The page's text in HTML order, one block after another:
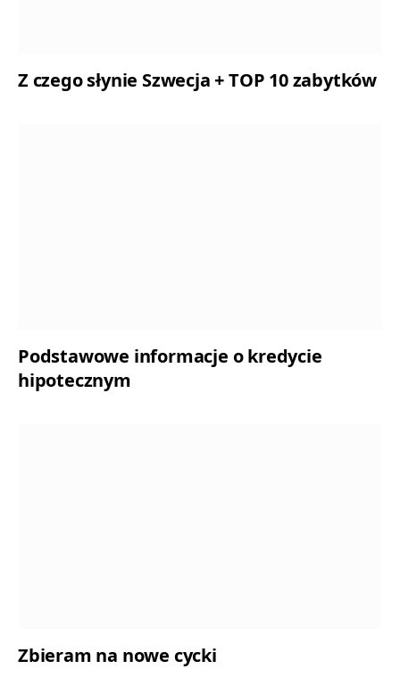
Z czego słynie Szwecja + TOP 10 zabytków
Podstawowe informacje o kredycie
hipotecznym
Zbieram na nowe cycki